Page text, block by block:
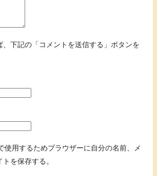
、下記の「コメントを送信する」ボタンを
使用するためブラウザーに自分の名前、メ
を保存する。